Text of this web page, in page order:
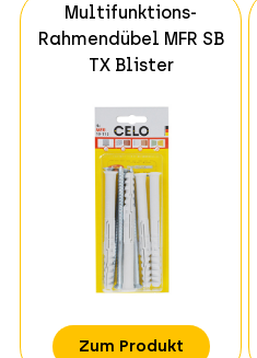
Multifunktions-
Rahmendübel MFR SB
TX Blister
Zum Produkt